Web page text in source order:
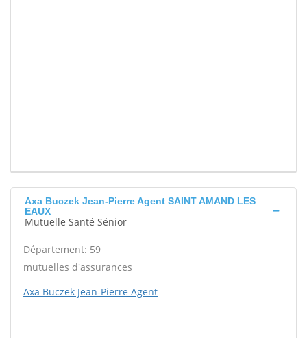
Axa Buczek Jean-Pierre Agent SAINT AMAND LES
EAUX
Mutuelle Santé Sénior
Département: 59
mutuelles d'assurances
Axa Buczek Jean-Pierre Agent